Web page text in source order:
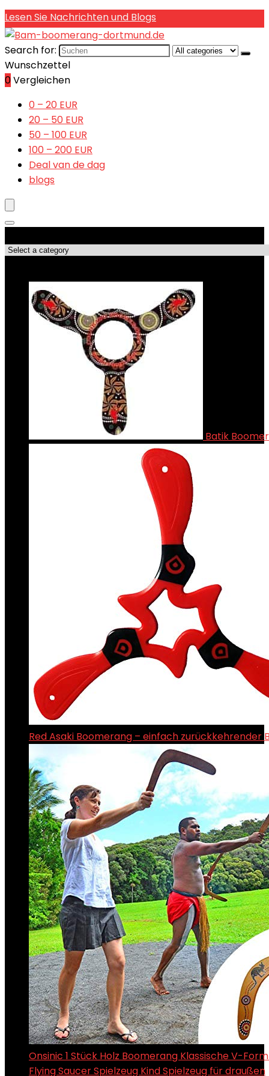
Lesen Sie Nachrichten und Blogs
Search for:
Wunschzettel
0Vergleichen
0 – 20 EUR
20 – 50 EUR
50 – 100 EUR
100 – 200 EUR
Deal van de dag
blogs
Batik
Red Asaki Boomerang – einfach zurückkehrender
Onsinic 1 Stück Holz Boomerang Klassische V-
Flying Saucer Spielzeug Kind Spielzeug für draußen